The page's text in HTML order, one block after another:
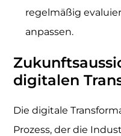
regelmäßig
anpassen.
digitalen
Die digitale
Prozess, der die